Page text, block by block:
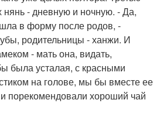
нянь - дневную и ночную. - Да,
в форму после родов, -
родительницы - ханжи. И
- мать она, видать,
была усталая, с красными
на голове, мы бы вместе ее
порекомендовали хороший чай